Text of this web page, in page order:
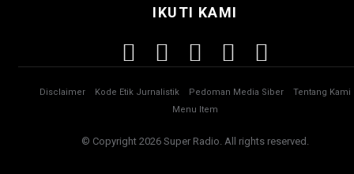
IKUTI KAMI
Disclaimer Kode Etik Jurnalistik Pedoman Media Siber
Tentang Kami
Menu Item
© Copyright 2026 Super Radio. All rights reserved.